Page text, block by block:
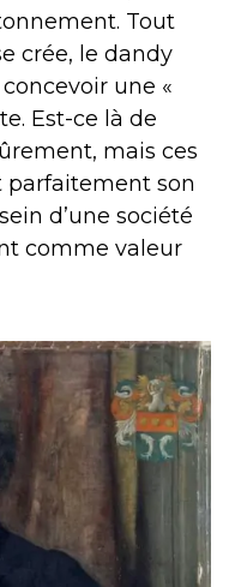
Tout
crée, le dandy
une «
Est-ce là de
mais ces
parfaitement son
d’une société
comme valeur